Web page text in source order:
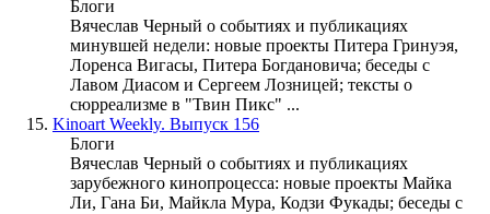
Блоги
Вячеслав Черный о событиях и публикациях
минувшей недели: новые проекты Питера Гринуэя,
Лоренса Вигасы, Питера Богдановича; беседы с
Лавом Диасом и Сергеем Лозницей; тексты о
сюрреализме в "Твин Пикс" ...
15. Kinoart Weekly. Выпуск 156
Блоги
Вячеслав Черный о событиях и публикациях
зарубежного кинопроцесса: новые проекты Майка
Ли, Гана Би, Майкла Мура, Кодзи Фукады; беседы с